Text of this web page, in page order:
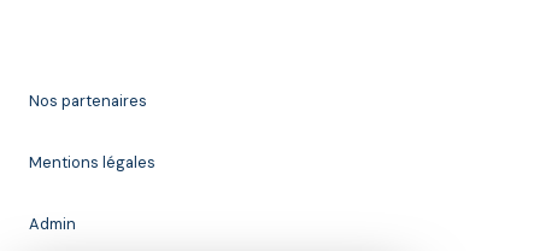
Nos partenaires
Mentions légales
Admin